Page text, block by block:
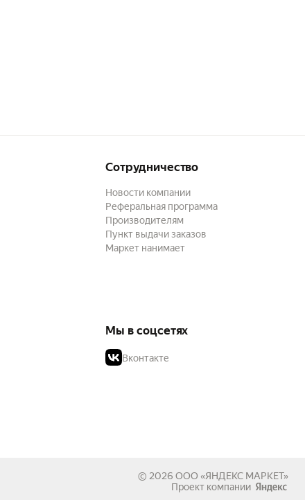
Сотрудничество
Новости компании
Реферальная программа
Производителям
Пункт выдачи заказов
Маркет нанимает
Мы в соцсетях
Вконтакте
© 2026 ООО «ЯНДЕКС МАРКЕТ»
Проект компании